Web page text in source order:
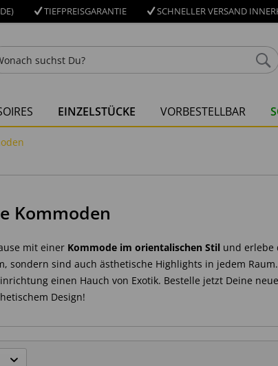
TIEFPREISGARANTIE SCHNELLER VERSAND
EINZELSTÜCKE VORBESTELLBAR
Kommoden
mit einer Kommode im orientalischen Stil und erlebe
sondern sind auch ästhetische Highlights in jedem
einen Hauch von Exotik. Bestelle jetzt Deine
Design!